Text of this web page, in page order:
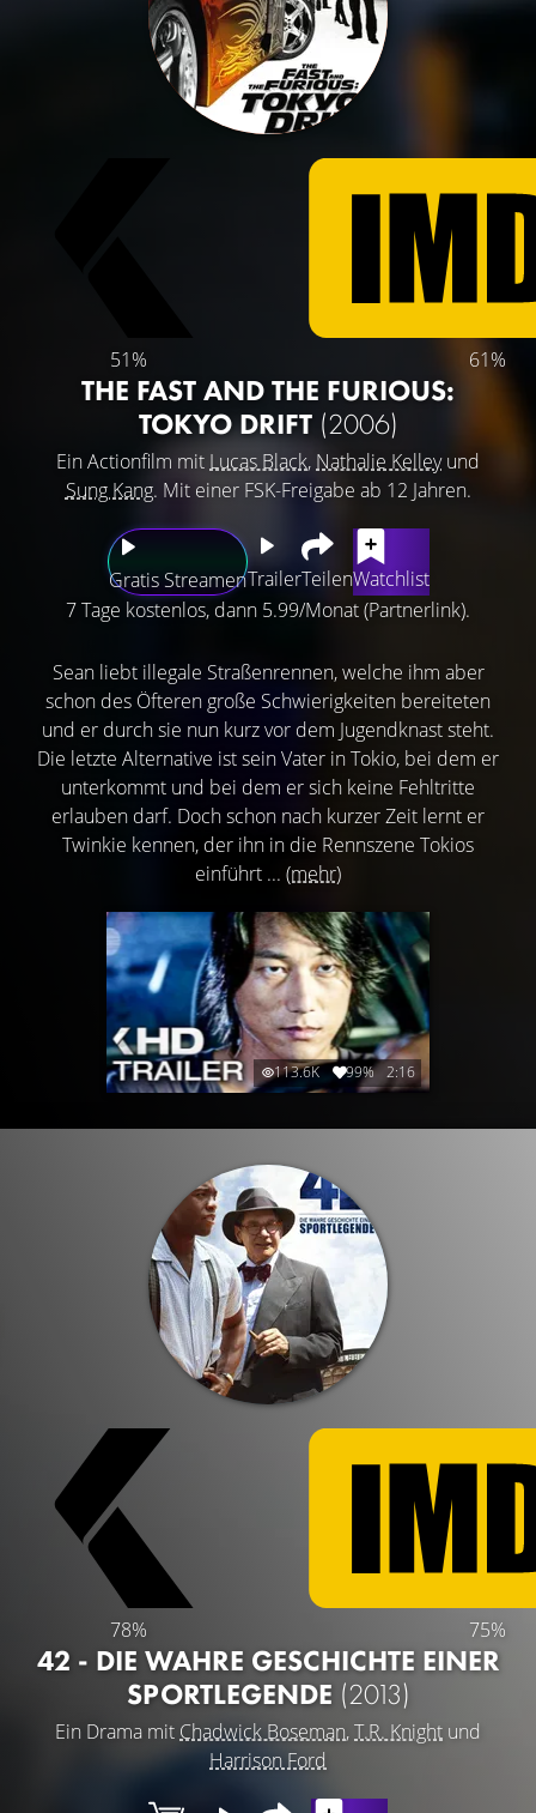
51% 61%
THE FAST AND THE FURIOUS:
TOKYO DRIFT (2006)
Ein Actionfilm mit Lucas Black, Nathalie Kelleyund
Sung Kang. Mit einer FSK-Freigabe ab 12 Jahren.
Gratis StreamenTrailerTeilenWatchlist
7 Tage kostenlos, dann 5.99/Monat (Partnerlink).
Sean liebt illegale Straßenrennen, welche ihm aber
schon des Öfteren große Schwierigkeiten bereiteten
und er durch sie nun kurz vor dem Jugendknast steht.
Die letzte Alternative ist sein Vater in Tokio, bei dem er
unterkommt und bei dem er sich keine Fehltritte
erlauben darf. Doch schon nach kurzer Zeit lernt er
Twinkie kennen, der ihn in die Rennszene Tokios
einführt ... (mehr)
113.6K 99% 2:16
78% 75%
42 - DIE WAHRE GESCHICHTE EINER
SPORTLEGENDE (2013)
Ein Drama mit Chadwick Boseman,T.R. Knight und
Harrison Ford